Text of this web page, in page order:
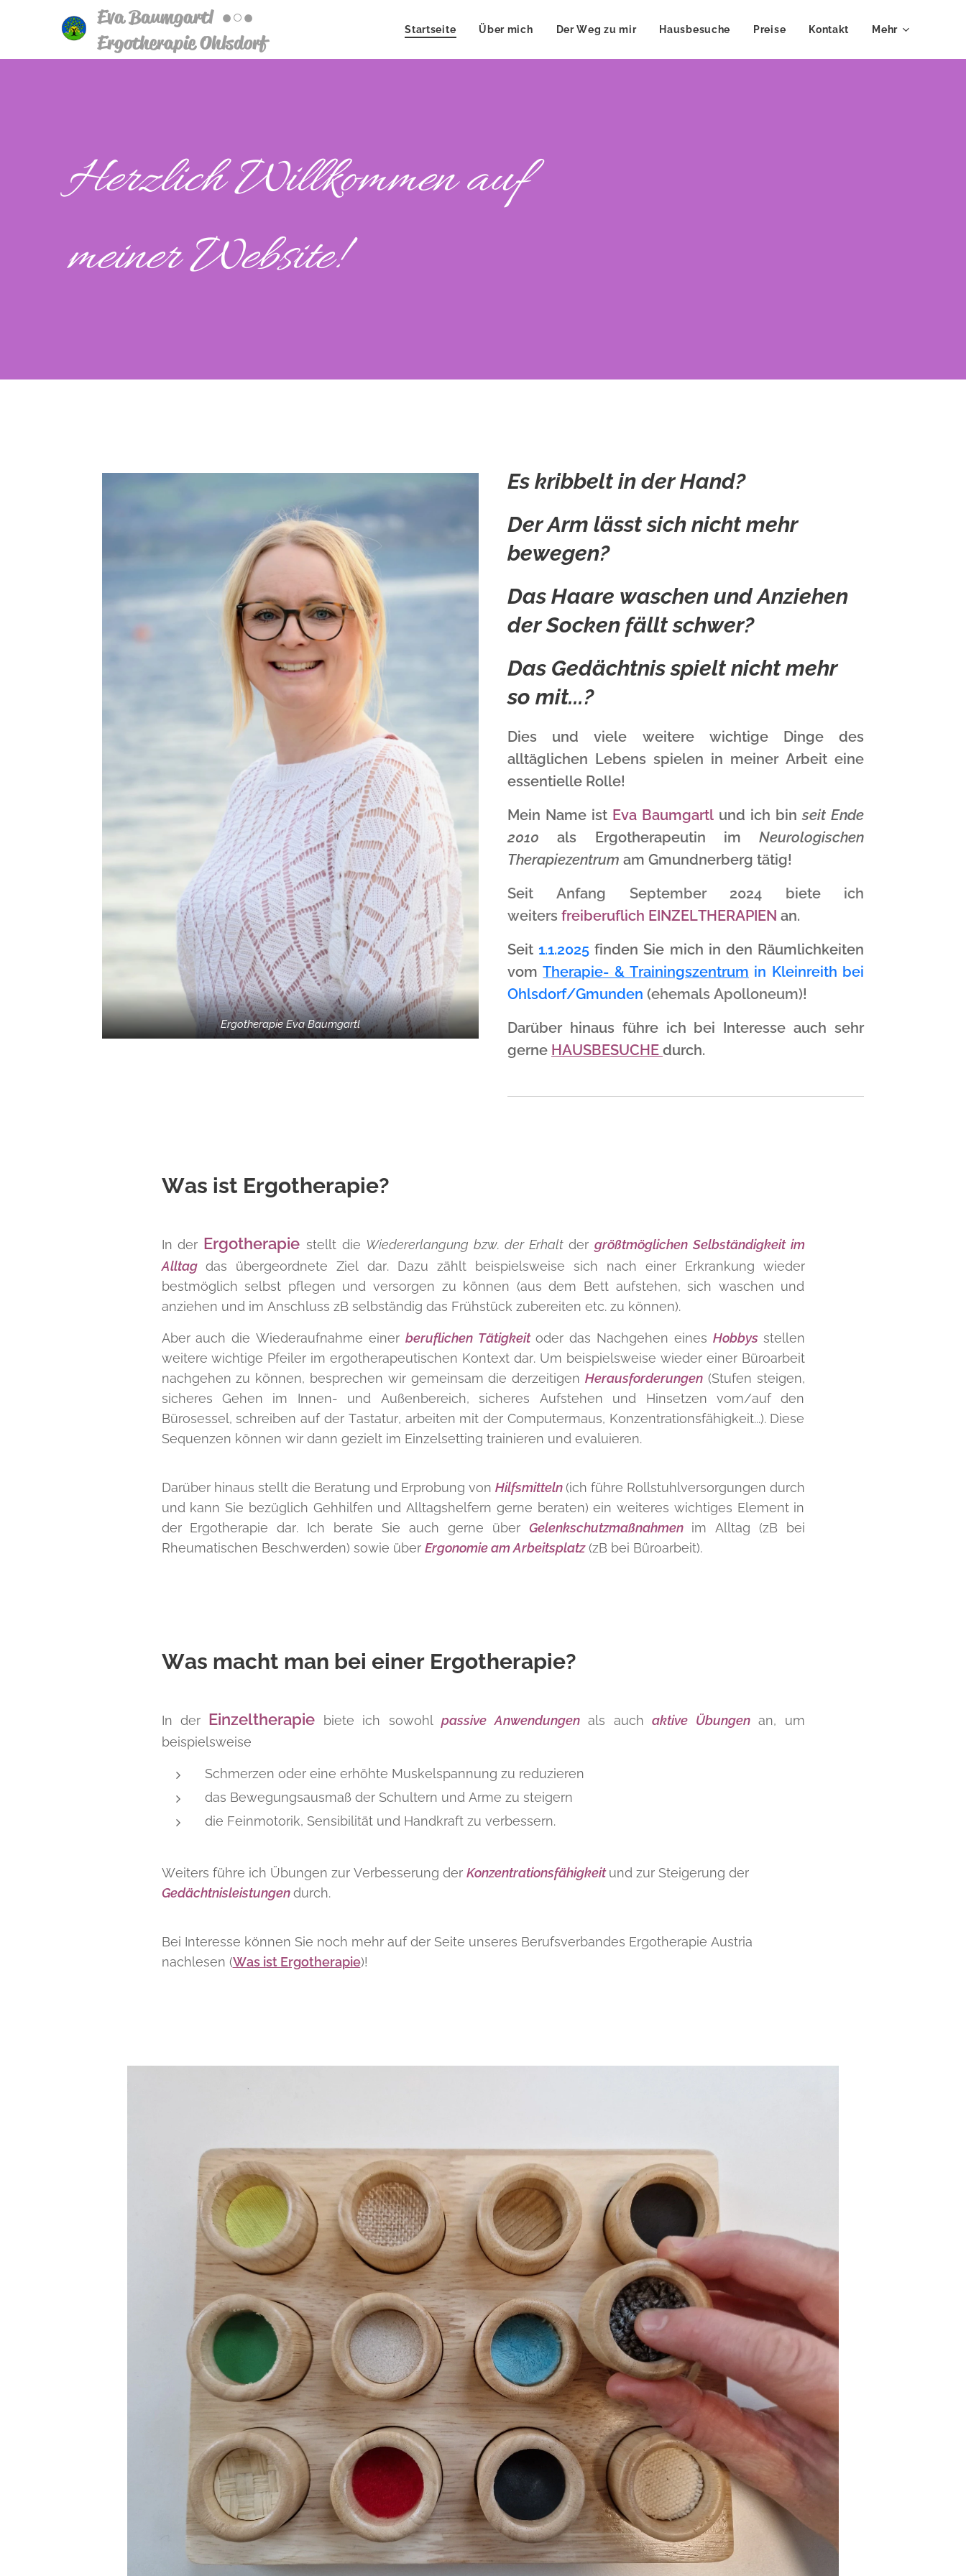
Eva Baumgartl ●○●
Ergotherapie Ohlsdorf
Startseite Über mich Der Weg zu mir Hausbesuche Preise Kontakt Mehr
Herzlich Willkommen auf
meiner Website!
Ergotherapie Eva Baumgartl
Es kribbelt in der Hand?
Der Arm lässt sich nicht mehr
bewegen?
Das Haare waschen und Anziehen
der Socken fällt schwer?
Das Gedächtnis spielt nicht mehr
so mit...?
Dies und viele weitere wichtige Dinge des
alltäglichen Lebens spielen in meiner Arbeit eine
essentielle Rolle!
Mein Name ist Eva Baumgartl und ich binseit Ende
2010 als Ergotherapeutin im Neurologischen
Therapiezentrum am Gmundnerberg tätig!
Seit Anfang September 2024
biete ich
weiters freiberuflich EINZELTHERAPIENan.
Seit 1.1.2025 finden Sie mich in den Räumlichkeiten
vomTherapie- & Trainingszentrum in Kleinreith bei
Ohlsdorf/Gmunden(ehemals Apolloneum)!
Darüber hinaus führe ich bei Interesse auch sehr
gerne HAUSBESUCHEdurch.
Was ist Ergotherapie?
In der Ergotherapie stellt die Wiedererlangung bzw. der Erhaltder größtmöglichen Selbständigkeit im
Alltag das übergeordnete Ziel dar. Dazu zählt beispielsweise sich nach einer Erkrankung wieder
bestmöglich selbst pflegen und versorgen zu können (aus dem Bett aufstehen, sich waschen und
anziehen und im Anschluss zB selbständig das Frühstück zubereiten etc. zu können).
Aber auch die Wiederaufnahme einer beruflichen Tätigkeitoder das Nachgehen eines Hobbys stellen
weitere wichtige Pfeiler im ergotherapeutischen Kontext dar. Um beispielsweise wieder einer Büroarbeit
nachgehen zu können, besprechen wir gemeinsam die derzeitigen Herausforderungen (Stufen steigen,
sicheres Gehen im Innen- und Außenbereich, sicheres Aufstehen und Hinsetzen vom/auf den
Bürosessel, schreiben auf der Tastatur, arbeiten mit der Computermaus, Konzentrationsfähigkeit...). Diese
Sequenzen können wir dann gezielt im Einzelsetting trainieren und evaluieren.
Darüber hinaus stellt die Beratung und Erprobung von Hilfsmitteln (ich führe Rollstuhlversorgungen durch
und kann Sie bezüglich Gehhilfen und Alltagshelfern gerne beraten) ein weiteres wichtiges Element in
der Ergotherapie dar. Ich berate Sie auch gerne über Gelenkschutzmaßnahmen im Alltag (zB bei
Rheumatischen Beschwerden) sowie über Ergonomie am Arbeitsplatz(zB bei Büroarbeit).
Was macht man bei einer Ergotherapie?
In der Einzeltherapie biete ich sowohlpassive Anwendungenals auchaktive Übungenan, um
beispielsweise
Schmerzen oder eine erhöhte Muskelspannung zu reduzieren
das Bewegungsausmaß der Schultern und Arme zu steigern
die Feinmotorik, Sensibilität und Handkraft zu verbessern.
Weiters führe ich Übungen zur Verbesserung der Konzentrationsfähigkeitund zur Steigerung der
Gedächtnisleistungendurch.
Bei Interesse können Sie noch mehr auf der Seite unseres Berufsverbandes Ergotherapie Austria
nachlesen (Was ist Ergotherapie)!